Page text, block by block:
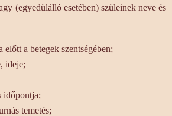
esetében) szüleinek neve és
a betegek szentségében;
temetés;